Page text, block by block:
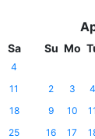
Sa
4
11
18
25
Su Mo
2
3 4
9
10 11
16
17